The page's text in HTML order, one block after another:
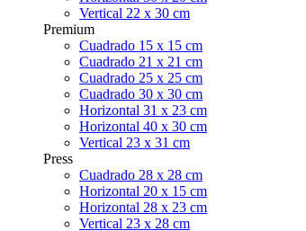
Vertical 22 x 30 cm
Premium
Cuadrado 15 x 15 cm
Cuadrado 21 x 21 cm
Cuadrado 25 x 25 cm
Cuadrado 30 x 30 cm
Horizontal 31 x 23 cm
Horizontal 40 x 30 cm
Vertical 23 x 31 cm
Press
Cuadrado 28 x 28 cm
Horizontal 20 x 15 cm
Horizontal 28 x 23 cm
Vertical 23 x 28 cm